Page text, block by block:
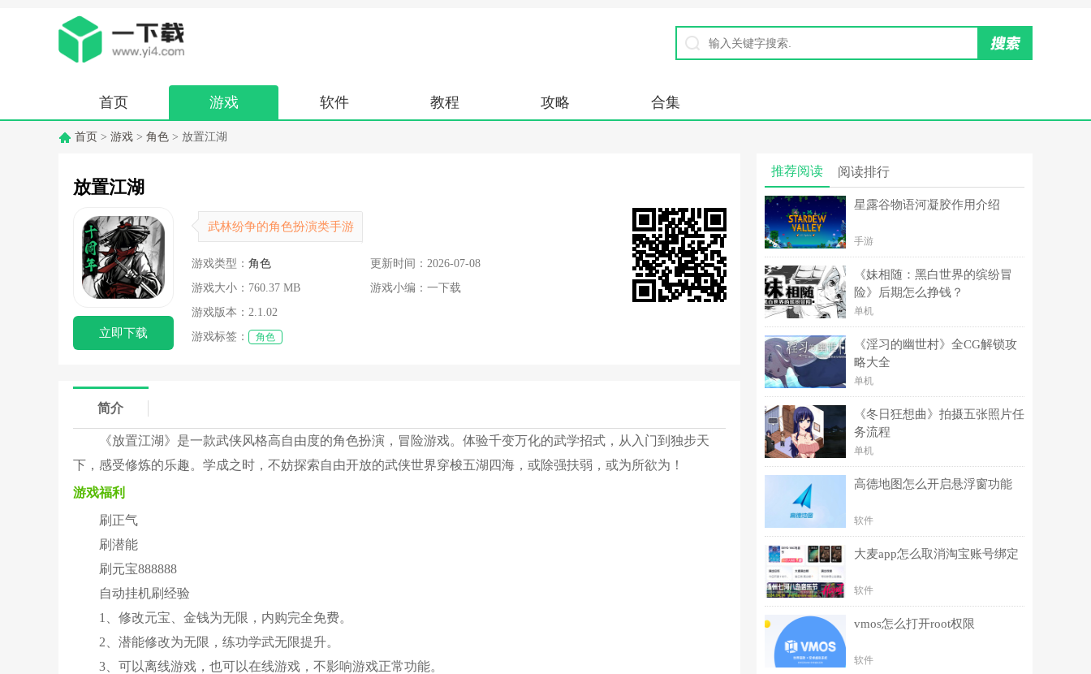
首页 游戏 软件 教程 攻略 合集
首页 > 游戏 > 角色 > 放置江湖
放置江湖
立即下载
武林纷争的角色扮演类手游
游戏类型： 角色 更新时间： 2026-07-08
游戏大小： 760.37 MB 游戏小编： 一下载
游戏版本： 2.1.02
游戏标签：
角色
简介
《放置江湖》是一款武侠风格高自由度的角色扮演，冒险游戏。体验千变万化的武学招式，从入门到独步天
下，感受修炼的乐趣。学成之时，不妨探索自由开放的武侠世界穿梭五湖四海，或除强扶弱，或为所欲为！
游戏福利
刷正气
刷潜能
刷元宝888888
自动挂机刷经验
1、修改元宝、金钱为无限，内购完全免费。
2、潜能修改为无限，练功学武无限提升。
3、可以离线游戏，也可以在线游戏，不影响游戏正常功能。
推荐阅读 阅读排行
星露谷物语河凝胶作用介绍
手游
《妹相随：黑白世界的缤纷冒
险》后期怎么挣钱？
单机
《淫习的幽世村》全CG解锁攻
略大全
单机
《冬日狂想曲》拍摄五张照片任
务流程
单机
高德地图怎么开启悬浮窗功能
软件
大麦app怎么取消淘宝账号绑定
软件
vmos怎么打开root权限
软件